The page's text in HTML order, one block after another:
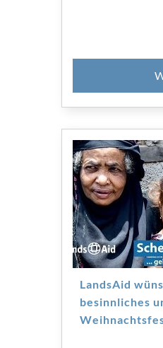
LandsAid
besinnliches